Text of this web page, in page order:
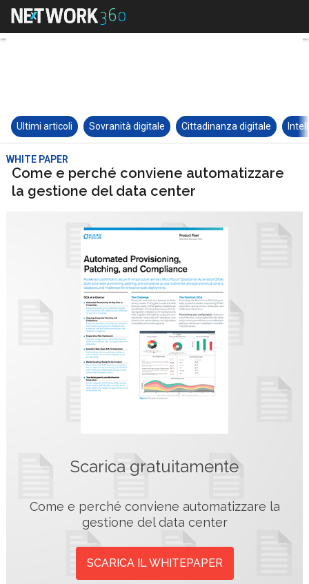
Ultimi articoli Sovranità digitale Cittadinanza digitale
WHITE PAPER
Come e perché conviene automatizzare
la gestione del data center
Scarica gratuitamente
Come e perché conviene automatizzare la
gestione del data center
SCARICA IL WHITEPAPER